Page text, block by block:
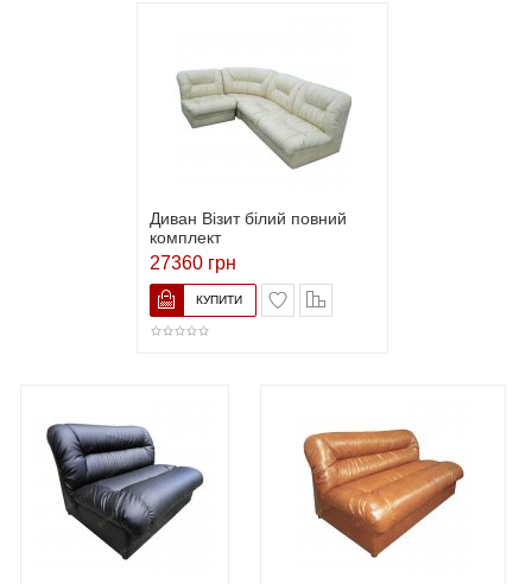
Диван Візит білий повний
комплект
27360 грн